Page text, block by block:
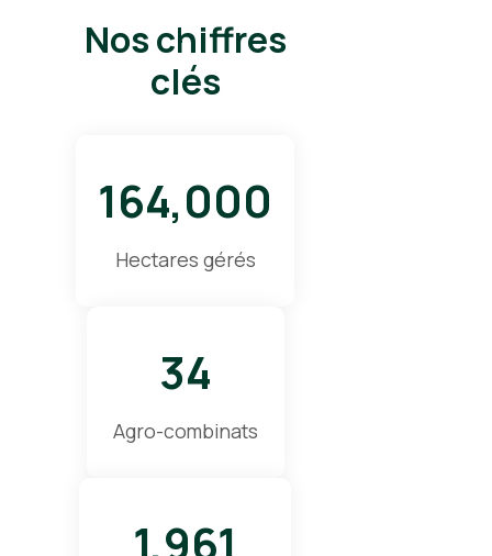
Nos chiffres
clés
164,000
Hectares gérés
34
Agro-combinats
1,961